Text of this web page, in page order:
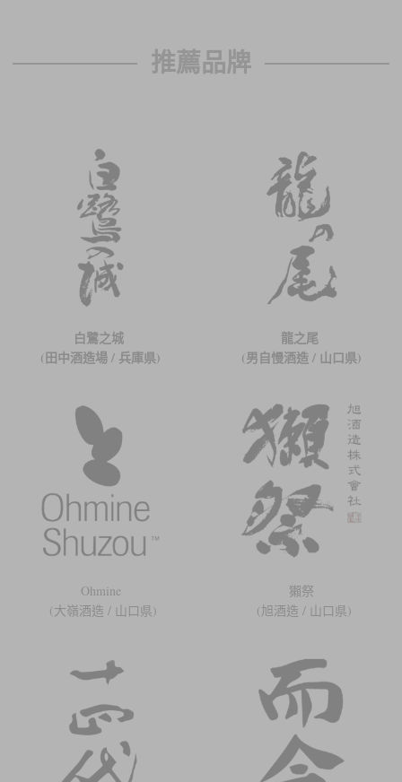
推薦品牌
白鷺之城
(田中酒造場 / 兵庫県)
龍之尾
(男自慢酒造 / 山口県)
Ohmine
(大嶺酒造 / 山口県)
獺祭
(旭酒造 / 山口県)